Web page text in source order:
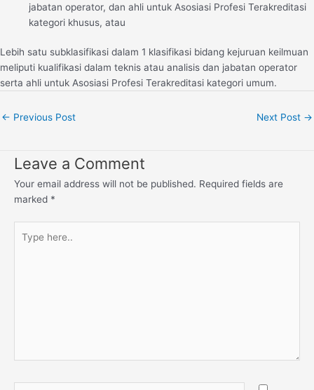
jabatan operator, dan ahli untuk Asosiasi Profesi Terakreditasi
kategori khusus, atau
Lebih satu subklasifikasi dalam 1 klasifikasi bidang kejuruan keilmuan
meliputi kualifikasi dalam teknis atau analisis dan jabatan operator
serta ahli untuk Asosiasi Profesi Terakreditasi kategori umum.
← Previous Post Next Post →
Leave a Comment
Your email address will not be published. Required fields are
marked *
here..